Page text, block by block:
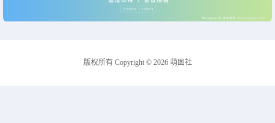
版权所有 Copyright © 2026 萌图社